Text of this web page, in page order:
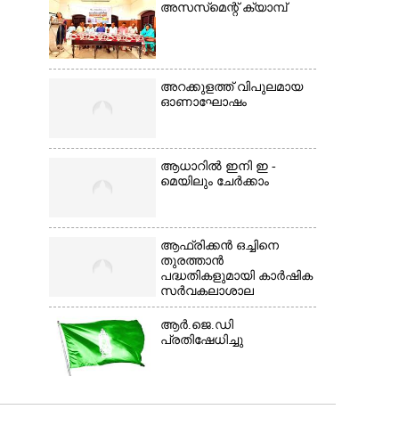
അസസ്‌മെന്റ് ക്യാമ്പ്
അറക്കുളത്ത് വിപുലമായ
ഓണാഘോഷം
ആധാറിൽ ഇനി ഇ -
മെയിലും ചേർക്കാം
ആഫ്രിക്കൻ ഒച്ചിനെ
തുരത്താൻ
പദ്ധതികളുമായി കാർഷിക
സർവകലാശാല
ആർ.ജെ.ഡി
പ്രതിഷേധിച്ചു